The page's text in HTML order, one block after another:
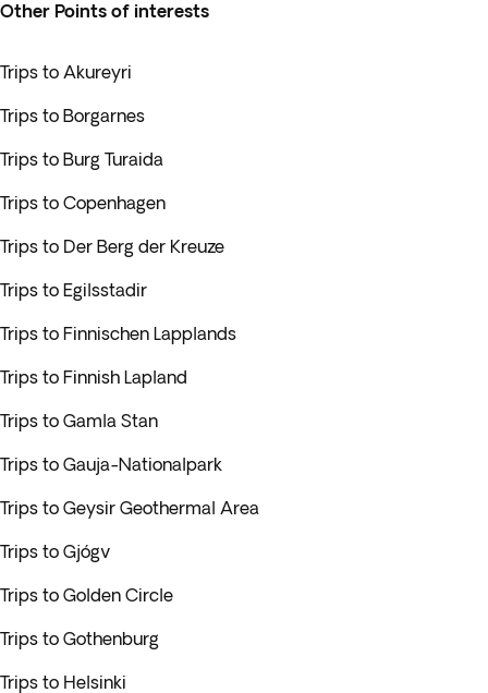
Other Points of interests
Trips to Akureyri
Trips to Borgarnes
Trips to Burg Turaida
Trips to Copenhagen
Trips to Der Berg der Kreuze
Trips to Egilsstadir
Trips to Finnischen Lapplands
Trips to Finnish Lapland
Trips to Gamla Stan
Trips to Gauja-Nationalpark
Trips to Geysir Geothermal Area
Trips to Gjógv
Trips to Golden Circle
Trips to Gothenburg
Trips to Helsinki